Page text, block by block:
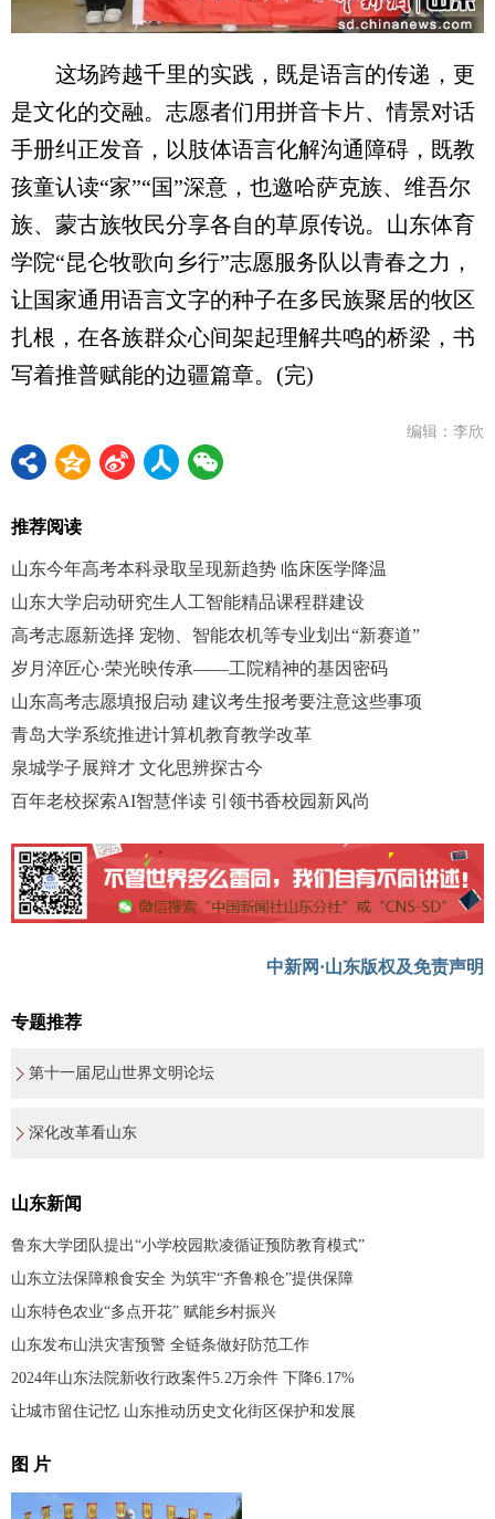
这场跨越千里的实践，既是语言的传递，更
是文化的交融。志愿者们用拼音卡片、情景对话
手册纠正发音，以肢体语言化解沟通障碍，既教
孩童认读“家”“国”深意，也邀哈萨克族、维吾尔
族、蒙古族牧民分享各自的草原传说。山东体育
学院“昆仑牧歌向乡行”志愿服务队以青春之力，
让国家通用语言文字的种子在多民族聚居的牧区
扎根，在各族群众心间架起理解共鸣的桥梁，书
写着推普赋能的边疆篇章。(完)
编辑：李欣
推荐阅读
山东今年高考本科录取呈现新趋势 临床医学降温
山东大学启动研究生人工智能精品课程群建设
高考志愿新选择 宠物、智能农机等专业划出“新赛道”
岁月淬匠心·荣光映传承——工院精神的基因密码
山东高考志愿填报启动 建议考生报考要注意这些事项
青岛大学系统推进计算机教育教学改革
泉城学子展辩才 文化思辨探古今
百年老校探索AI智慧伴读 引领书香校园新风尚
中新网·山东版权及免责声明
专题推荐
第十一届尼山世界文明论坛
深化改革看山东
山东新闻
鲁东大学团队提出“小学校园欺凌循证预防教育模式”
山东立法保障粮食安全 为筑牢“齐鲁粮仓”提供保障
山东特色农业“多点开花” 赋能乡村振兴
山东发布山洪灾害预警 全链条做好防范工作
2024年山东法院新收行政案件5.2万余件 下降6.17%
让城市留住记忆 山东推动历史文化街区保护和发展
图 片